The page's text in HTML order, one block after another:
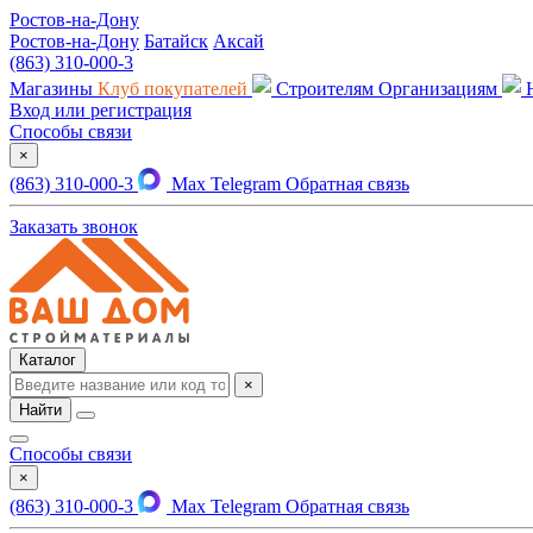
Ростов-на-Дону
Ростов-на-Дону Батайск Аксай
(863) 310-000-3
Магазины Клуб покупателей Строителям Организациям
Вход или регистрация
Способы связи
×
(863) 310-000-3 Max Telegram Обратная связь
Заказать звонок
Каталог
×
Найти
Способы связи
×
(863) 310-000-3 Max Telegram Обратная связь